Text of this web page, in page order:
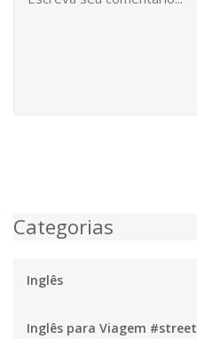
Categorias
Inglês
Inglês para Viagem #street